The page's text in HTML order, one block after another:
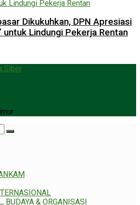
Dikukuhkan, DPN Apresiasi
untuk Lindungi Pekerja Rentan
Siber
BUDAYA & ORGANISASI